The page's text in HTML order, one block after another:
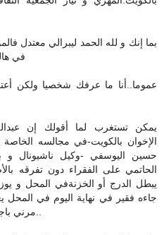
بما إنك و لله الحمد ليبرالي معتدل
في
عموما..أنا ما عرفك شخصيا ولكن
يمكن تستغرب لما أقولك إن
الإخوان بالكويت-في مجالسه
حسين اليوسفي -وكيل ناشيونال و
الحاتمي على الفقراء دون تفرقه
يبطل الدرج أو الخزنةفي المحل و
جاءه فقير في نهاية اليوم في
..مرني